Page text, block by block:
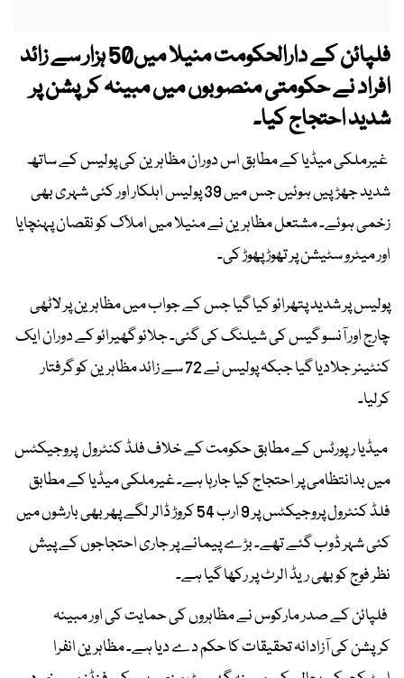
فلپائن کے دارالحکومت منیلا میں50 ہزار سے زائد
افراد نے حکومتی منصوبوں میں مبینہ کرپشن پر
شدید احتجاج کیا۔
غیرملکی میڈیا کے مطابق اس دوران مظاہرین کی پولیس کے ساتھ
شدید جھڑپیں ہوئیں جس میں 39 پولیس اہلکار اور کئی شہری بھی
زخمی ہوئے۔ مشتعل مظاہرین نے منیلا میں املاک کو نقصان پہنچایا
اور میٹرو سٹیشن پر تھوڑ پھوڑ کی۔
پولیس پر شدید پتھرائو کیا گیا جس کے جواب میں مظاہرین پر لاٹھی
چارج اور آنسو گیس کی شیلنگ کی گئی۔ جلائو گھیرائو کے دوران ایک
کنٹینر جلادیا گیا جبکہ پولیس نے 72 سے زائد مظاہرین کو گرفتار
کرلیا۔
میڈیا رپورٹس کے مطابق حکومت کے خلاف فلڈ کنٹرول پروجیکٹس
میں بدانتظامی پر احتجاج کیا جارہا ہے۔ غیرملکی میڈیا کے مطابق
فلڈ کنٹرول پروجیکٹس پر 9 ارب 54 کروڑ ڈالر لگے پھر بھی بارشوں میں
کئی شہر ڈوب گئے تھے۔ بڑے پیمانے پر جاری احتجاجوں کے پیش
نظر فوج کو بھی ریڈ الرٹ پر رکھا گیا ہے۔
فلپائن کے صدر مارکوس نے مظاہروں کی حمایت کی اور مبینہ
کرپشن کی آزادانہ تحقیقات کا حکم دے دیا ہے۔ مظاہرین انفرا